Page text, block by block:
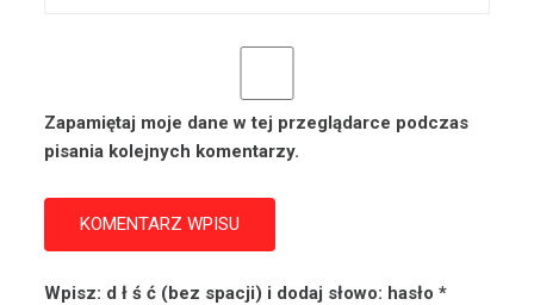
Zapamiętaj moje dane w tej przeglądarce podczas
pisania kolejnych komentarzy.
Wpisz: d ł ś ć (bez spacji) i dodaj słowo: hasło*